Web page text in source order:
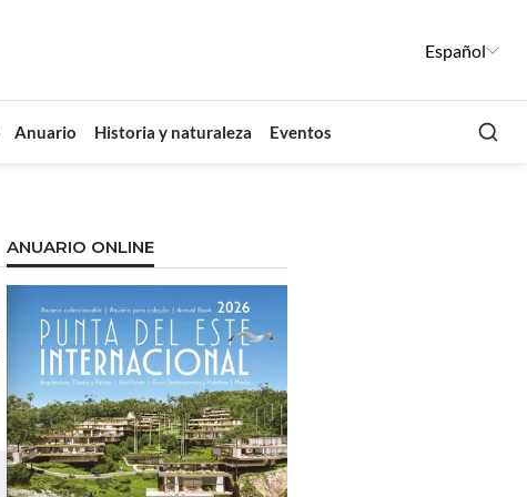
Español
Anuario Historia y naturaleza Eventos Buscar
ANUARIO ONLINE